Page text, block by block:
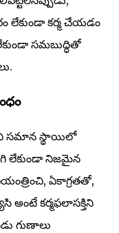
కర్మ చేయడం
సమబుద్ధితో
సమాన స్థాయిలో
లేకుండా నిజమైన
ఏకాగ్రతతో,
కర్మఫలాసక్తిని
గుణాలు